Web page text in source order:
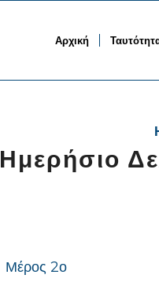
Αρχική
Ημερήσιο
Μέρος 2ο